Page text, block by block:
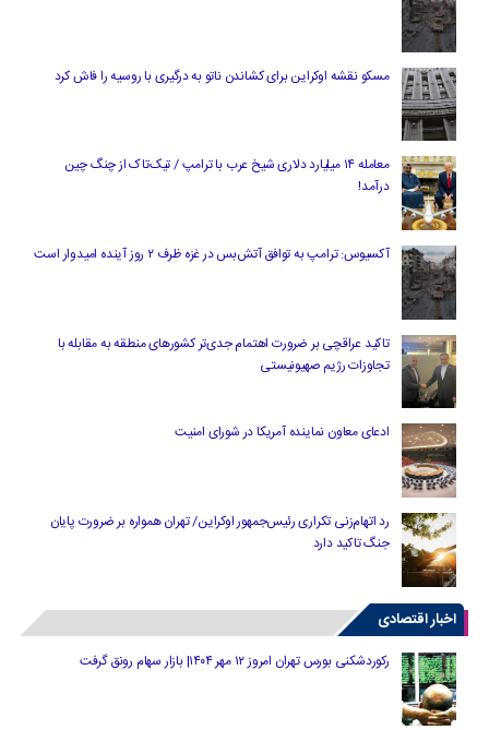
مسکو نقشه اوکراین برای کشاندن ناتو به درگیری با روسیه را فاش کرد
معامله ۱۴ میلیارد دلاری شیخ عرب با ترامپ / تیک‌تاک از چنگ چین
درآمد!
آکسیوس: ترامپ به توافق آتش‌بس در غزه ظرف ۲ روز آینده امیدوار است
تاکید عراقچی بر ضرورت اهتمام جدی‌تر کشورهای منطقه به مقابله با
تجاوزات رژیم صهیونیستی
ادعای معاون نماینده آمریکا در شورای امنیت
رد اتهام‌زنی تکراری رئیس‌جمهور اوکراین/ تهران همواره بر ضرورت پایان
جنگ تاکید دارد
اخبار اقتصادی
رکوردشکنی بورس تهران امروز ۱۲ مهر ۱۴۰۴| بازار سهام رونق گرفت